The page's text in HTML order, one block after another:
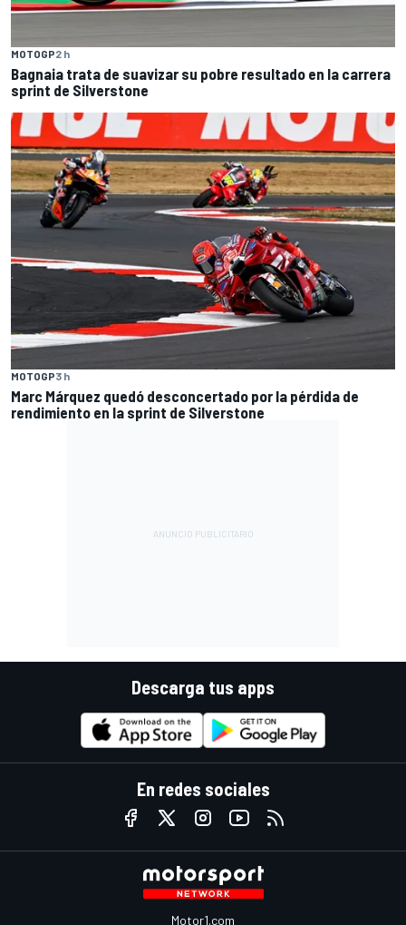
MOTOGP2 h
Bagnaia trata de suavizar su pobre resultado en la carrera
sprint de Silverstone
MOTOGP3 h
Marc Márquez quedó desconcertado por la pérdida de
rendimiento en la sprint de Silverstone
Descarga tus apps
En redes sociales
Motor1.com